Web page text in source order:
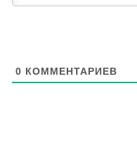
0 КОММЕНТАРИЕВ